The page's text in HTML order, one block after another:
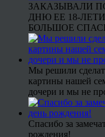
ЗАКАЗЫВАЛИ
ДНЮ ЕЕ 18-
БОЛЬШОЕ
Мы решили
картины нашей
дочери и мы не
Спасибо за
рождения!